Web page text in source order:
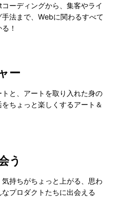
ーディングから、集客やライ
法まで、Webに関わるすべて
！
ー
と、アートを取り入れた身の
ちょっと楽しくするアート＆
う
持ちがちょっと上がる、思わ
プロダクトたちに出会える